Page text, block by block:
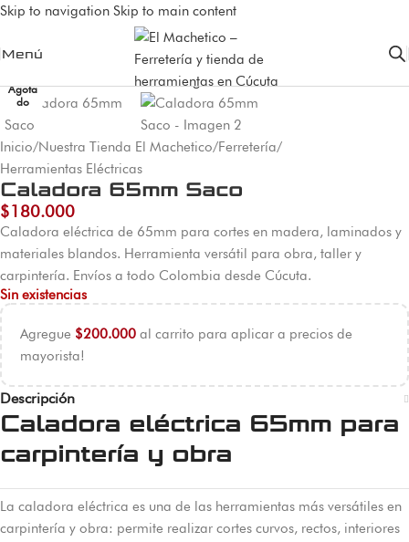
Skip to navigation Skip to main content
Menú
Agota
do
Inicio/Nuestra Tienda El Machetico/Ferretería/
Herramientas Eléctricas
Caladora 65mm Saco
$180.000
Caladora eléctrica de 65mm para cortes en madera, laminados y
materiales blandos. Herramienta versátil para obra, taller y
carpintería. Envíos a todo Colombia desde Cúcuta.
Sin existencias
Agregue $200.000 al carrito para aplicar a precios de
mayorista!
Descripción
Caladora eléctrica 65mm para
carpintería y obra
La caladora eléctrica es una de las herramientas más versátiles en
carpintería y obra: permite realizar cortes curvos, rectos, interiores